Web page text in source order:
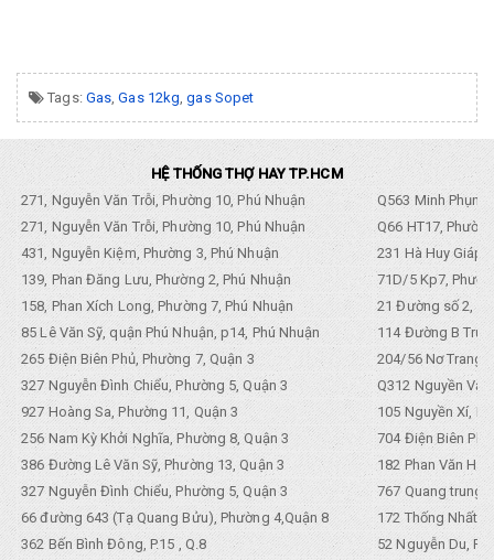
Tags: Gas ,Gas 12kg ,gas Sopet
HỆ THỐNG THỢ HAY TP.HCM
271, Nguyễn Văn Trỗi, Phường 10, Phú Nhuận
Q563 Minh
271, Nguyễn Văn Trỗi, Phường 10, Phú Nhuận
Q66 HT17,
431, Nguyễn Kiệm, Phường 3, Phú Nhuận
231 Hà Huy Giáp,
139, Phan Đăng Lưu, Phường 2, Phú Nhuận
71D/5 Kp7,
158, Phan Xích Long, Phường 7, Phú Nhuận
21 Đường số 2,
85 Lê Văn Sỹ, quận Phú Nhuận, p14, Phú Nhuận
114 Đường B
265 Điện Biên Phủ, Phường 7, Quận 3
204/56 Nơ Trang
327 Nguyễn Đình Chiểu, Phường 5, Quận 3
Q312 Nguyền
927 Hoàng Sa, Phường 11, Quận 3
105 Nguyền Xí,
256 Nam Kỳ Khởi Nghĩa, Phường 8, Quận 3
704 Điện Biên
386 Đường Lê Văn Sỹ, Phường 13, Quận 3
182 Phan Văn
327 Nguyễn Đình Chiểu, Phường 5, Quận 3
767 Quang trung,
66 đường 643 (Tạ Quang Bửu), Phường 4,Quận 8
172 Thống Nhất.
362 Bến Bình Đông, P.15 , Q.8
52 Nguyễn Du,